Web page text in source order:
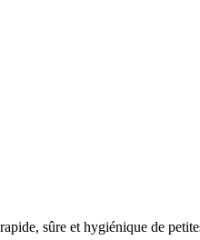
sûre et hygiénique de